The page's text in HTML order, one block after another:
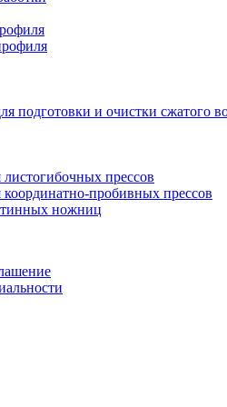
подготовки и очистки сжатого
прессов
пробивных прессов
ножниц